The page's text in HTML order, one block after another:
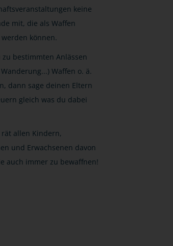
keine
mit, die als Waffen
können.
zu bestimmten Anlässen
Waffen o. ä.
dann sage deinen Eltern
gleich was du dabei
rät allen Kindern,
und Erwachsenen davon
auch immer zu bewaffnen!